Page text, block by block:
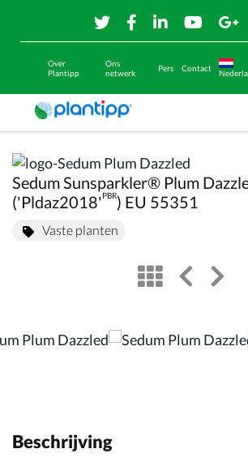
Over
Plantipp
Ons
netwerk
Pers Contact
Sedum Sunsparkler® Plum
('Pldaz2018' PBR) EU 55351
Vaste planten
viewleft
Beschrijving